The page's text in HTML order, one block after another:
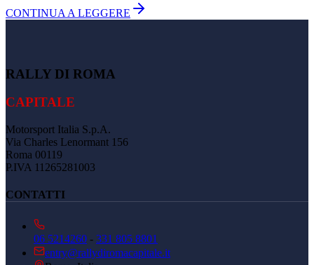
CONTINUA A LEGGERE
RALLY DI ROMA
CAPITALE
Motorsport Italia S.p.A.
Via Charles Lenormant 156
Roma 00119
P.IVA 11265281003
CONTATTI
06 5214260 - 331 805 8801
entry@rallydiromacapitale.it